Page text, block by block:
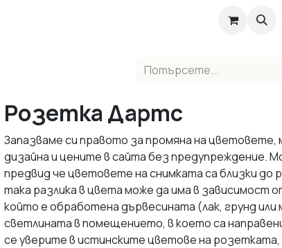
Розетка Дартс
Запазваме си правото за промяна на
дизайна и цените в сайта без предупреждение.
предвид че цветовете на снимката са близки до
така разлика в цвета може да има в зависимост
който е обработена дървесината (лак, грунд или
светлината в помещението, в което са
се уверите в истинските цветове на